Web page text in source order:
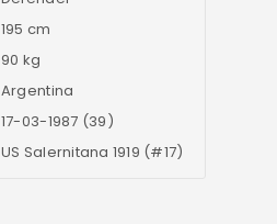
195 cm
90 kg
Argentina
17-03-1987 (39)
US Salernitana 1919 (#17)